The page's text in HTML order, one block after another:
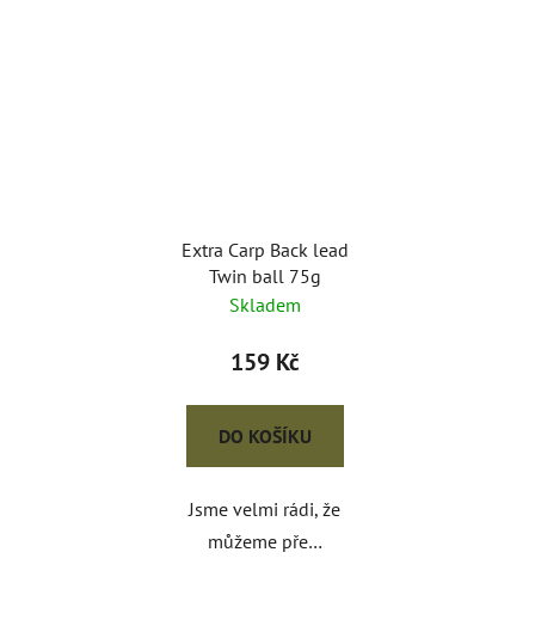
Extra Carp Back lead
Twin ball 75g
Skladem
159 Kč
DO KOŠÍKU
Jsme velmi rádi, že
můžeme pře…